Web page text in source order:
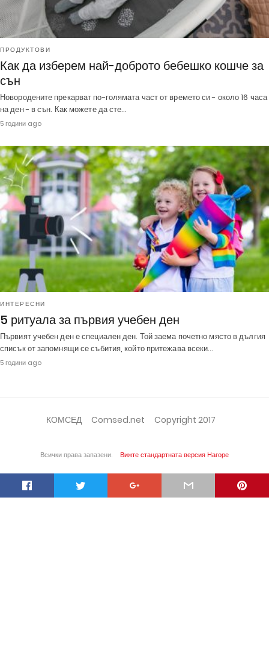
ПРОДУКТОВИ
Как да изберем най-доброто бебешко кошче за
сън
Новородените прекарват по-голямата част от времето си - около 16 часа
на ден - в сън. Как можете да сте…
5 години ago
ИНТЕРЕСНИ
5 ритуала за първия учебен ден
Първият учебен ден е специален ден. Той заема почетно място в дългия
списък от запомнящи се събития, който притежава всеки…
5 години ago
КОМСЕД Comsed.net Copyright 2017
Всички права запазени. Вижте стандартната версияНагоре